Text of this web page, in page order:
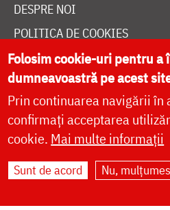
DESPRE NOI
POLITICA DE COOKIES
DONEAZĂ ONLINE PENTRU
LIVE
Site dezvoltat de
Folosim cookie-uri pentru
dumneavoastră pe acest
Prin continuarea navigării în
confirmați acceptarea
cookie. Mai multe informații
Sunt de acord Nu,